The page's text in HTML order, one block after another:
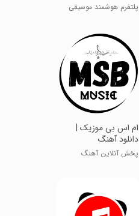
پلتفرم هوشمند موسیقی
‏‏ام اس بی موزیک |
دانلود آهنگ
پخش آنلاین آهنگ